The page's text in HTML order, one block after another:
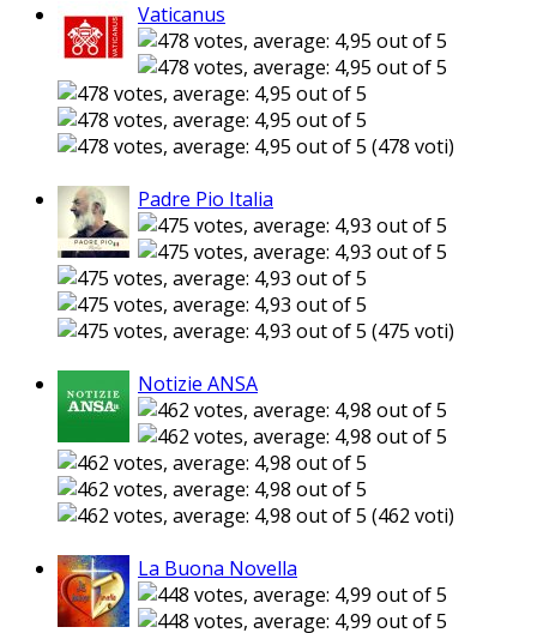
Vaticanus
(478 voti)
Padre Pio Italia
(475 voti)
Notizie ANSA
(462 voti)
La Buona Novella